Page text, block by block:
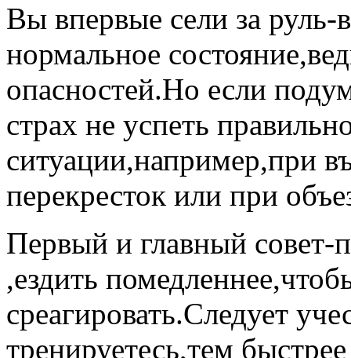
Вы впервые сели за
нормальное
опасностей.Но если
страх не успеть
ситуации,например,при
перекресток или при
Первый и главный совет-
,ездить
среагировать.Следует
тренируетесь,тем